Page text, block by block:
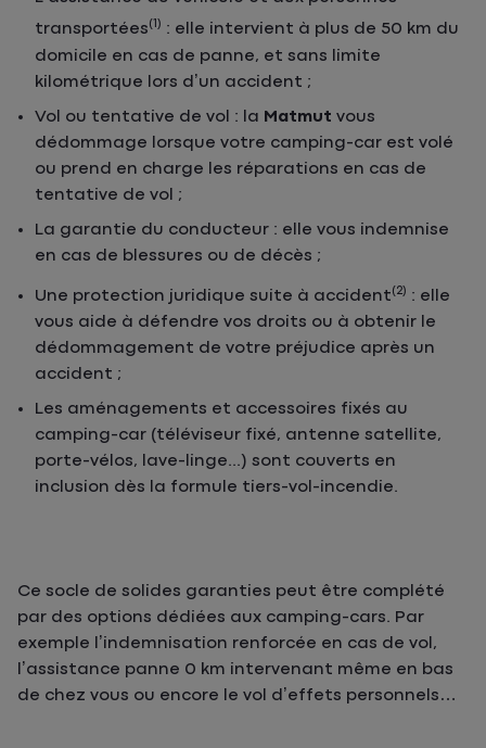
transportées(1) : elle intervient à plus de 50 km du
domicile en cas de panne, et sans limite
kilométrique lors d’un accident ;
Vol ou tentative de vol : la Matmut vous
dédommage lorsque votre camping-car est volé
ou prend en charge les réparations en cas de
tentative de vol ;
La garantie du conducteur : elle vous indemnise
en cas de blessures ou de décès ;
Une protection juridique suite à accident(2) : elle
vous aide à défendre vos droits ou à obtenir le
dédommagement de votre préjudice après un
accident ;
Les aménagements et accessoires fixés au
camping-car (téléviseur fixé, antenne satellite,
porte-vélos, lave-linge...) sont couverts en
inclusion dès la formule tiers-vol-incendie.
Ce socle de solides garanties peut être complété
par des options dédiées aux camping-cars. Par
exemple l’indemnisation renforcée en cas de vol,
l’assistance panne 0 km intervenant même en bas
de chez vous ou encore le vol d’effets personnels…